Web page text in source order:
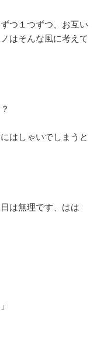
つ１つずつ、お互い
はそんな風に考えて
はしゃいでしまうと
は無理です、はは